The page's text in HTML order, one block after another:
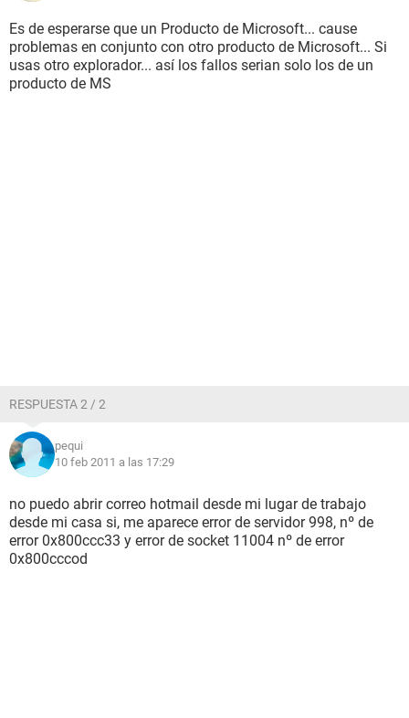
Es de esperarse que un Producto de Microsoft... cause
problemas en conjunto con otro producto de Microsoft... Si
usas otro explorador... así los fallos serian solo los de un
producto de MS
RESPUESTA 2 / 2
pequi
10 feb 2011 a las 17:29
no puedo abrir correo hotmail desde mi lugar de trabajo
desde mi casa si, me aparece error de servidor 998, nº de
error 0x800ccc33 y error de socket 11004 nº de error
0x800cccod